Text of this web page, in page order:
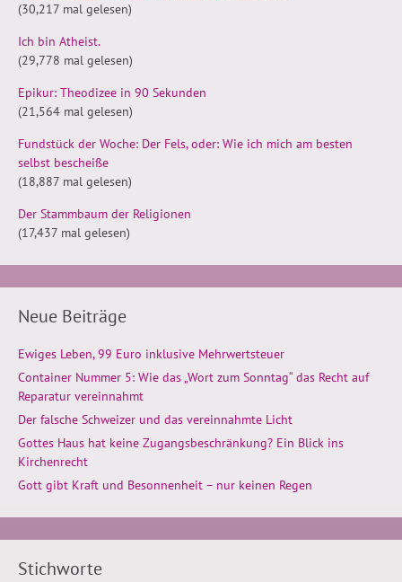
(30,217 mal gelesen)
Ich bin Atheist.
(29,778 mal gelesen)
Epikur: Theodizee in 90 Sekunden
(21,564 mal gelesen)
Fundstück der Woche: Der Fels, oder: Wie ich mich am besten
selbst bescheiße
(18,887 mal gelesen)
Der Stammbaum der Religionen
(17,437 mal gelesen)
Neue Beiträge
Ewiges Leben, 99 Euro inklusive Mehrwertsteuer
Container Nummer 5: Wie das „Wort zum Sonntag“ das Recht auf
Reparatur vereinnahmt
Der falsche Schweizer und das vereinnahmte Licht
Gottes Haus hat keine Zugangsbeschränkung? Ein Blick ins
Kirchenrecht
Gott gibt Kraft und Besonnenheit – nur keinen Regen
Stichworte